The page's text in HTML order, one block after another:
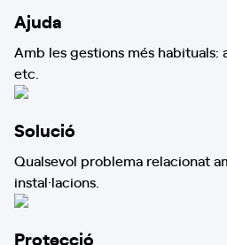
Ajuda
Amb les gestions més habituals:
etc.
Solució
Qualsevol problema relacionat
instal·lacions.
Protecció